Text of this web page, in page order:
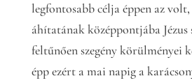
legfontosabb célja éppen az
áhítatának középpontjába Jézus
feltűnően szegény körülményei
épp ezért a mai napig a